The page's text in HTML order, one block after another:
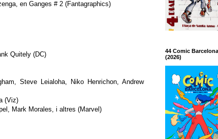
en Ganges # 2 (Fantagraphics)
Quitely (DC)
Steve Leialoha, Niko Henrichon, Andrew
(Viz)
Mark Morales, i altres (Marvel)
44 Comic Barcelona
(2026)